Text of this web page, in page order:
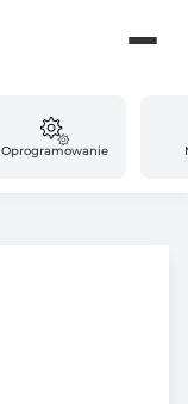
Oprogramowanie